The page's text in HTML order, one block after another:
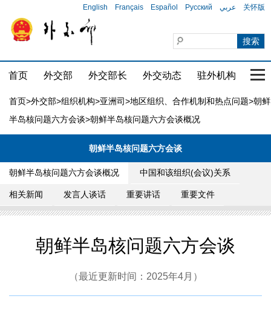
English Français Español Русский عربي 关怀版
首页 外交部 外交部长 外交动态 驻外机构 国
首页>外交部>组织机构>亚洲司>地区组织、合作机制和热点问题>朝鲜
半岛核问题六方会谈>朝鲜半岛核问题六方会谈概况
朝鲜半岛核问题六方会谈
朝鲜半岛核问题六方会谈概况 中国和该组织(会议)关系
相关新闻 发言人谈话 重要讲话 重要文件
朝鲜半岛核问题六方会谈
（最近更新时间：2025年4月）